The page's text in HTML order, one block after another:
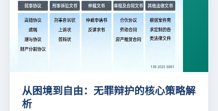
从困境到自由：无罪辩护的核心策略解
析